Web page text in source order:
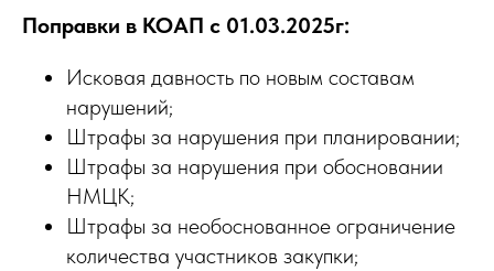
Поправки в КОАП с 01.03.2025г:
Исковая давность по новым составам
нарушений;
Штрафы за нарушения при планировании;
Штрафы за нарушения при обосновании
НМЦК;
Штрафы за необоснованное ограничение
количества участников закупки;